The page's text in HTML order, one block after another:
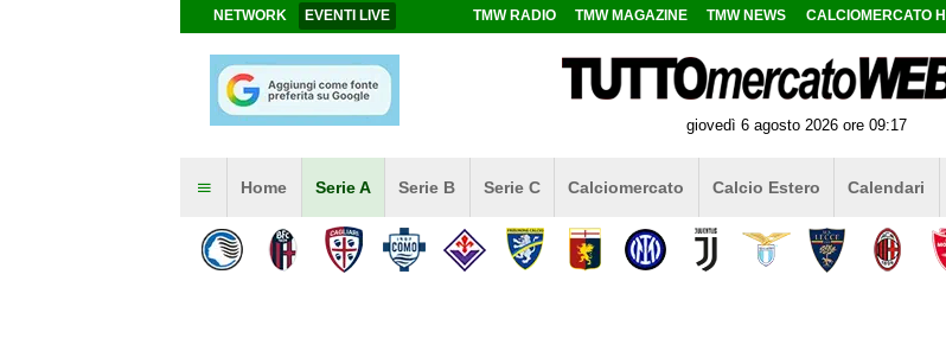
NETWORK EVENTI LIVE TMW RADIO TMW MAGAZINE TMW NEWS CALCIOMERCATO
giovedì 6 agosto 2026 ore 09:17
Home Serie A Serie B Serie C Calciomercato Calcio Estero Calendari